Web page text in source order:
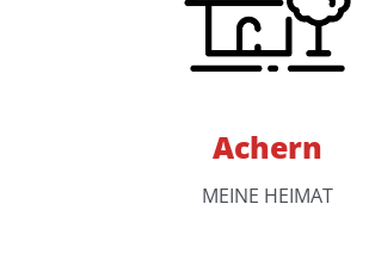
Achern
MEINE HEIMAT